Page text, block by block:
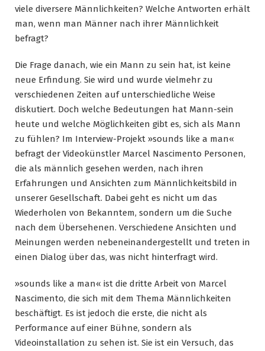
viele diversere Männlichkeiten? Welche Antworten erhält
man, wenn man Männer nach ihrer Männlichkeit
befragt?
Die Frage danach, wie ein Mann zu sein hat, ist keine
neue Erfindung. Sie wird und wurde vielmehr zu
verschiedenen Zeiten auf unterschiedliche Weise
diskutiert. Doch welche Bedeutungen hat Mann-sein
heute und welche Möglichkeiten gibt es, sich als Mann
zu fühlen? Im Interview-Projekt »sounds like a man«
befragt der Videokünstler Marcel Nascimento Personen,
die als männlich gesehen werden, nach ihren
Erfahrungen und Ansichten zum Männlichkeitsbild in
unserer Gesellschaft. Dabei geht es nicht um das
Wiederholen von Bekanntem, sondern um die Suche
nach dem Übersehenen. Verschiedene Ansichten und
Meinungen werden nebeneinandergestellt und treten in
einen Dialog über das, was nicht hinterfragt wird.
»sounds like a man« ist die dritte Arbeit von Marcel
Nascimento, die sich mit dem Thema Männlichkeiten
beschäftigt. Es ist jedoch die erste, die nicht als
Performance auf einer Bühne, sondern als
Videoinstallation zu sehen ist. Sie ist ein Versuch, das